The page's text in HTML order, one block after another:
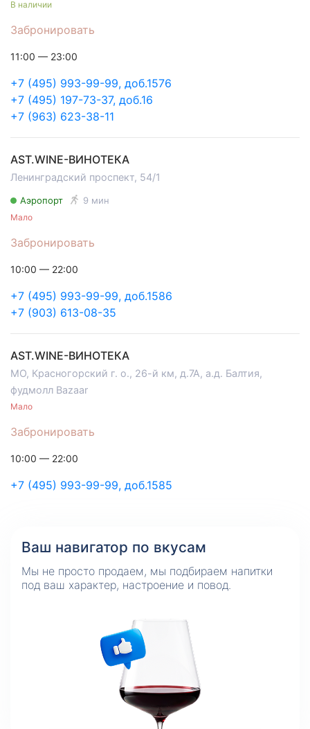
Забронировать
В наличии
+7 (495) 993-99-99, доб.1576
+7 (495) 197-73-37, доб.16
+7 (963) 623-38-11
11:00 — 23:00
AST.WINE-ВИНОТЕКА
Ленинградский проспект, 54/1
Аэропорт 9 мин
Забронировать
Мало
+7 (495) 993-99-99, доб.1586
+7 (903) 613-08-35
10:00 — 22:00
AST.WINE-ВИНОТЕКА
МО, Красногорский г. о., 26-й км, д.7А, а.д. Балтия,
фудмолл Bazaar
Забронировать
Мало
+7 (495) 993-99-99, доб.1585
10:00 — 22:00
Ваш навигатор по вкусам
Мы не просто продаем, мы подбираем напитки
под ваш характер, настроение и повод.